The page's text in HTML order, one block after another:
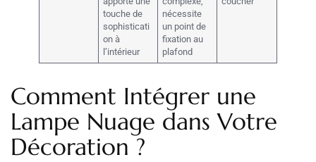
touche de
sophisticati
on à
l’intérieur
nécessite
un point de
fixation au
plafond
Comment Intégrer une
Lampe Nuage dans Votre
Décoration ?